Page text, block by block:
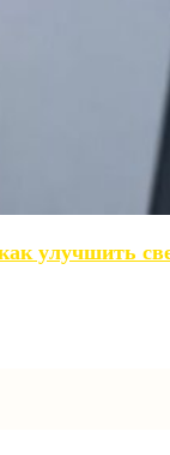
улучшить